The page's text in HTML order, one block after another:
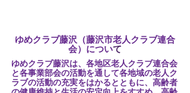
ゆめクラブ藤沢（藤沢市老人クラブ連合
会）について
ゆめクラブ藤沢は、各地区老人クラブ連合会
と各事業部会の活動を通して各地域の老人ク
ラブの活動の充実をはかるとともに、高齢者